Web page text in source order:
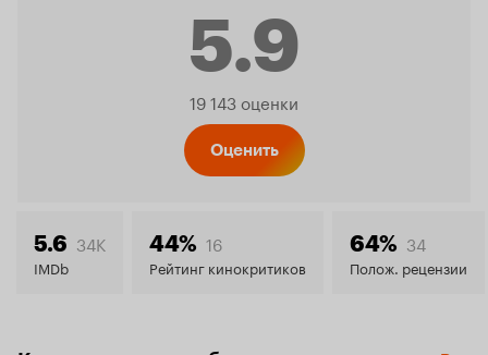
5.9
Рейтинг
5.9
19 143 оценки
Оценить
5.6 34K
IMDb
44% 16
Рейтинг кинокритиков
64% 34
Полож. рецензии